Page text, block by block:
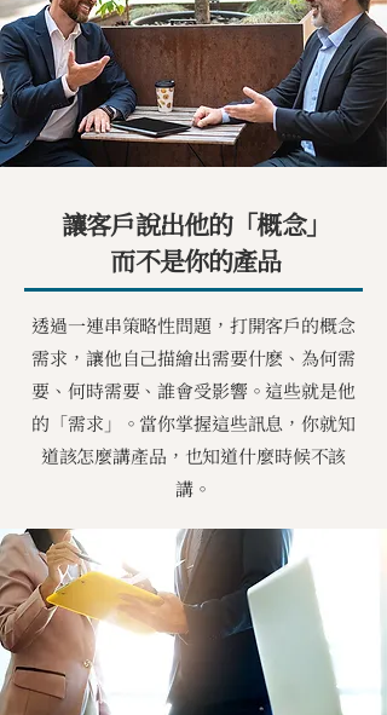
讓客戶說出他的「概念」
而不是你的產品
透過一連串策略性問題，打開客戶的概念
需求，讓他自己描繪出需要什麽、為何需
要、何時需要、誰會受影響。這些就是他
的「需求」。當你掌握這些訊息，你就知
道該怎麼講產品，也知道什麼時候不該
講。